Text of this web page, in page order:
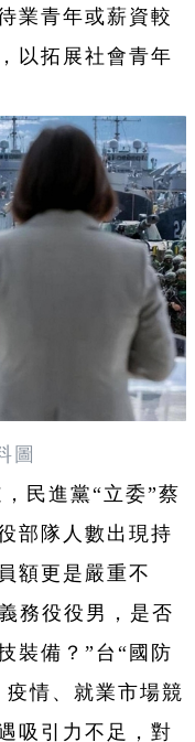
業青年或薪資較
以拓展社會青年
圖
民進黨“立委”蔡
部隊人數出現持
額更是嚴重不
務役役男，是否
裝備？”台“國防
情、就業市場競
吸引力不足，對